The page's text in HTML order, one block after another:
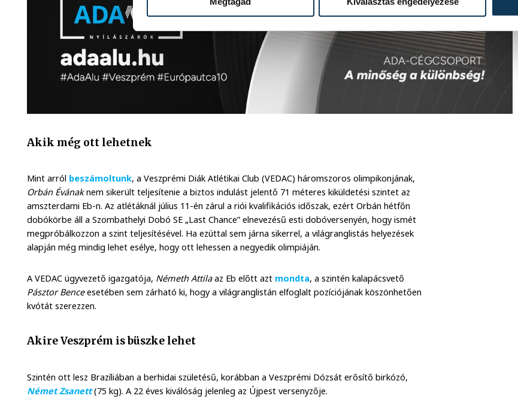
Akik még ott lehetnek
Mint arról beszámoltunk, a Veszprémi Diák Atlétikai Club (VEDAC) háromszoros olimpikonjának,
Orbán Évánaknem sikerült teljesítenie a biztos indulást jelentő 71 méteres kiküldetési szintet az
amszterdami Eb-n. Az atlétáknál július 11-én zárul a riói kvalifikációs időszak, ezért Orbán hétfőn
dobókörbe áll a Szombathelyi Dobó SE „Last Chance” elnevezésű esti dobóversenyén, hogy ismét
megpróbálkozzon a szint teljesítésével. Ha ezúttal sem járna sikerrel, a világranglistás helyezések
alapján még mindig lehet esélye, hogy ott lehessen a negyedik olimpiáján.
A VEDAC ügyvezető igazgatója, Németh Attilaaz Eb előtt azt mondta, a szintén kalapácsvető
Pásztor Benceesetében sem zárható ki, hogy a világranglistán elfoglalt pozíciójának köszönhetően
kvótát szerezzen.
Akire Veszprém is büszke lehet
Szintén ott lesz Brazíliában a berhidai születésű, korábban a Veszprémi Dózsát erősítő birkózó,
Német Zsanett(75 kg). A 22 éves kiválóság jelenleg az Újpest versenyzője.